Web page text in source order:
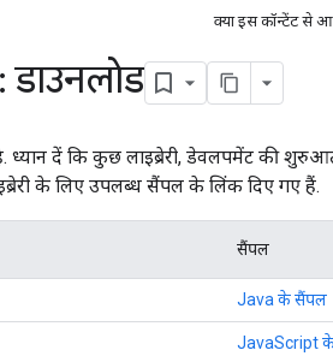
क्या इस कॉन्टेंट से
ध्यान दें कि कुछ लाइब्रेरी, डेवलपमेंट की
के लिए उपलब्ध सैंपल के लिंक दिए गए हैं.
सैंपल
Java के सैंपल
JavaScript